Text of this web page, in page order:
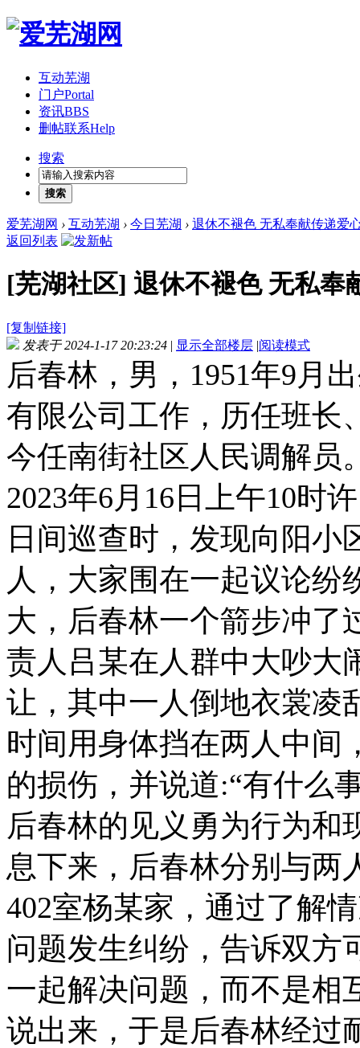
互动芜湖
门户Portal
资讯BBS
删帖联系Help
搜索
搜索
爱芜湖网 › 互动芜湖 › 今日芜湖 › 退休不褪色 无私奉献传递爱
返回列表
[芜湖社区] 退休不褪色 无私奉
[复制链接]
发表于 2024-1-17 20:23:24 | 显示全部楼层 |阅读模式
后春林，男，1951年9月
有限公司工作，历任班长
今任南街社区人民调解员
2023年6月16日上午10时
日间巡查时，发现向阳小
人，大家围在一起议论纷
大，后春林一个箭步冲了
责人吕某在人群中大吵大
让，其中一人倒地衣裳凌
时间用身体挡在两人中间
的损伤，并说道:“有什么
后春林的见义勇为行为和
息下来，后春林分别与两
402室杨某家，通过了解
问题发生纠纷，告诉双方
一起解决问题，而不是相
说出来，于是后春林经过